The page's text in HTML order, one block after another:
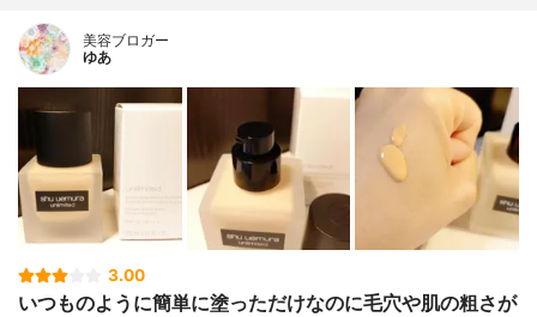
美容ブロガー
ゆあ
3.00
いつものように簡単に塗っただけなのに毛穴や肌の粗さが